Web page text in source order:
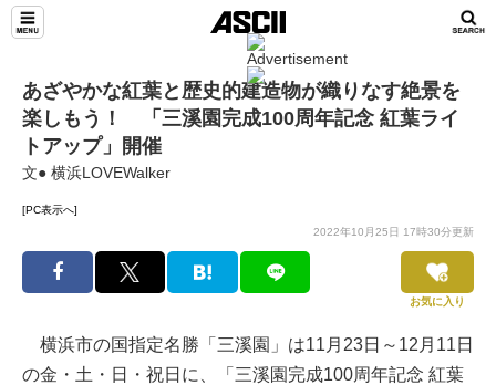
あざやかな紅葉と歴史的建造物が織りなす絶景を
楽しもう！ 「三溪園完成100周年記念 紅葉ライ
トアップ」開催
文● 横浜LOVEWalker
[PC表示へ]
2022年10月25日 17時30分更新
お気に入り
横浜市の国指定名勝「三溪園」は11月23日～12月11日
の金・土・日・祝日に、「三溪園完成100周年記念 紅葉